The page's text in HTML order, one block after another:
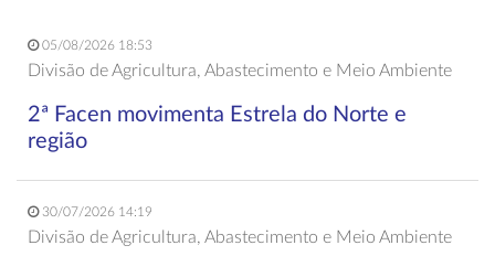
05/08/2026 18:53
Divisão de Agricultura, Abastecimento e Meio Ambiente
2ª Facen movimenta Estrela do Norte e
região
30/07/2026 14:19
Divisão de Agricultura, Abastecimento e Meio Ambiente